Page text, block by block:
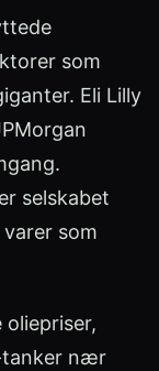
som
Eli Lilly
selskabet
som
tanker nær